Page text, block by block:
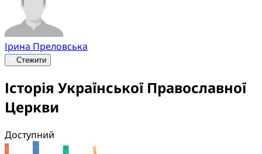
Ірина Преловська
Стежити
Історія Української Православної
Церкви
Доступний